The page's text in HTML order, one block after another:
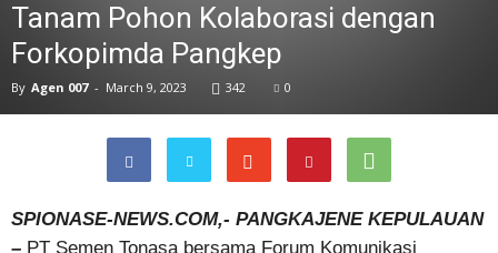
Tanam Pohon Kolaborasi dengan
Forkopimda Pangkep
By Agen 007 - March 9, 2023 342 0
SPIONASE-NEWS.COM,- PANGKAJENE KEPULAUAN
– PT Semen Tonasa bersama Forum Komunikasi